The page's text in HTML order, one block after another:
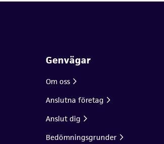
Genvägar
Om oss
Anslutna företag
Anslut dig
Bedömningsgrunder